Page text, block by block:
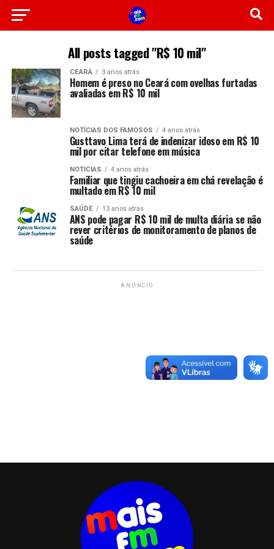
All posts tagged "R$ 10 mil"
CEARÁ 3 anos atrás
Homem é preso no Ceará com ovelhas furtadas
avaliadas em R$ 10 mil
NOTÍCIAS DOS FAMOSOS 4 anos atrás
Gusttavo Lima terá de indenizar idoso em R$ 10
mil por citar telefone em música
NOTICIAS 4 anos atrás
Familiar que tingiu cachoeira em chá revelação é
multado em R$ 10 mil
SAÚDE 13 anos atrás
ANS pode pagar R$ 10 mil de multa diária se não
rever critérios de monitoramento de planos de
saúde
ANÚNCIO